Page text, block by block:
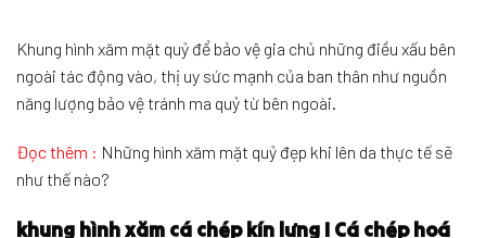
Khung hình xăm mặt quỷ để bảo vệ gia chủ những điều xấu bên
ngoài tác động vào, thị uy sức mạnh của ban thân như nguồn
năng lượng bảo vệ tránh ma quỷ từ bên ngoài.
Đọc thêm : Những hình xăm mặt quỷ đẹp khi lên da thực tế sẽ
như thế nào?
khung hình xăm cá chép kín lưng I Cá chép hoá